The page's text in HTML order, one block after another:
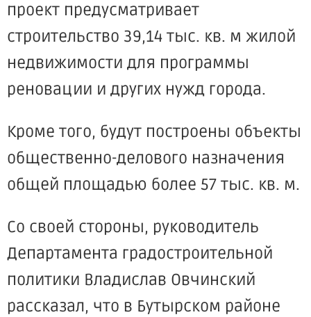
проект предусматривает
строительство 39,14 тыс. кв. м жилой
недвижимости для программы
реновации и других нужд города.
Кроме того, будут построены объекты
общественно-делового назначения
общей площадью более 57 тыс. кв. м.
Со своей стороны, руководитель
Департамента градостроительной
политики Владислав Овчинский
рассказал, что в Бутырском районе